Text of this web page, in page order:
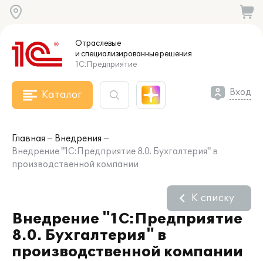
Отраслевые
и специализированныерешения
1С:Предприятие
Каталог Вход
Главная
Внедрения
Внедрение "1С:Предприятие 8.0. Бухгалтерия" в
производственной компании
Внедрение "1С:Предприятие
8.0. Бухгалтерия" в
производственной компании
К списку